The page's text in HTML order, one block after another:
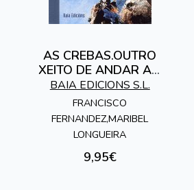
AS CREBAS.OUTRO
XEITO DE ANDAR AO
MAR
BAIA EDICIONS S.L.
FRANCISCO
FERNANDEZ,MARIBEL
LONGUEIRA
9,95€